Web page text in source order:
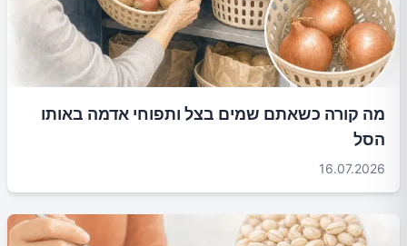
מה קורה כשאתם שמים בצל ותפוחי אדמה באותו
הסל
16.07.2026